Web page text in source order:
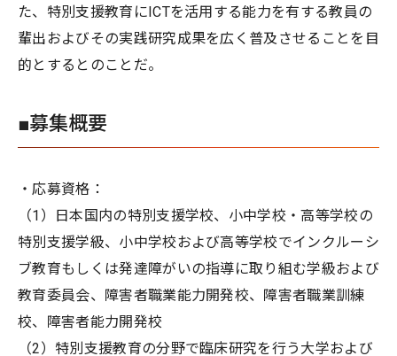
た、特別支援教育にICTを活用する能力を有する教員の
輩出およびその実践研究成果を広く普及させることを目
的とするとのことだ。
■募集概要
・応募資格：
（1）日本国内の特別支援学校、小中学校・高等学校の
特別支援学級、小中学校および高等学校でインクルーシ
ブ教育もしくは発達障がいの指導に取り組む学級および
教育委員会、障害者職業能力開発校、障害者職業訓練
校、障害者能力開発校
（2）特別支援教育の分野で臨床研究を行う大学および